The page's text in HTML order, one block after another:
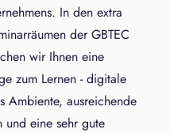
In den extra
der GBTEC
wir Ihnen eine
zum Lernen - digitale
Ambiente, ausreichende
und eine sehr gute